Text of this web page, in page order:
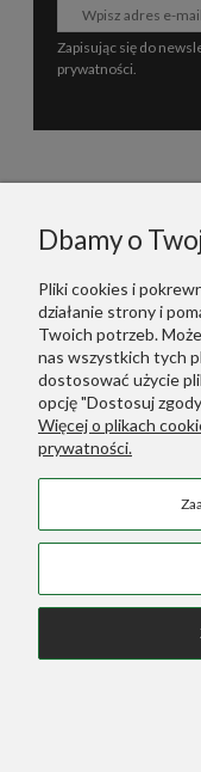
Zapisując się do
prywatności.
Warunki Zakupów
Dodatkowe Linki
COPYRIGHT
Dbamy o
Pliki cookies i
działanie strony i
Twoich potrzeb.
nas wszystkich tych
dostosować użycie
opcję "Dostosuj
Więcej o plikach
prywatności.